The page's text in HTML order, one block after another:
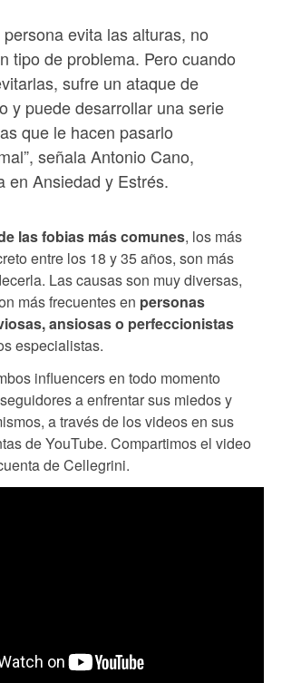
persona evita las alturas, no
tipo de problema. Pero cuando
sufre un ataque de
y puede desarrollar una serie
que le hacen pasarlo
señala Antonio Cano,
en Ansiedad y Estrés.
las fobias más comunes, los más
entre los 18 y 35 años, son más
Las causas son muy diversas,
más frecuentes en personas
ansiosas o perfeccionistas
especialistas.
influencers en todo momento
a enfrentar sus miedos y
a través de los videos en sus
de YouTube. Compartimos el video
de Cellegrini.